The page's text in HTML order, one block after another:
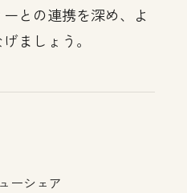
との連携を深め、よ
ましょう。
ーシェア